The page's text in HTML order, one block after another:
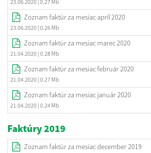
23.06.2020 | 0.27 Mb
Zoznam faktúr za mesiac apríl 2020
23.06.2020 | 0.26 Mb
Zoznam faktúr za mesiac marec 2020
21.04.2020 | 0.28 Mb
Zoznam faktúr za mesiac február 2020
21.04.2020 | 0.27 Mb
Zoznam faktúr za mesiac január 2020
21.04.2020 | 0.24 Mb
Faktúry 2019
Zoznam faktúr za mesiac december 2019